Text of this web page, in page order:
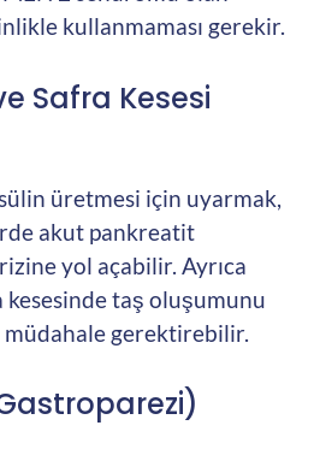
kullanmaması gerekir.
Safra Kesesi
üretmesi için uyarmak,
akut pankreatit
yol açabilir. Ayrıca
kesesinde taş oluşumunu
gerektirebilir.